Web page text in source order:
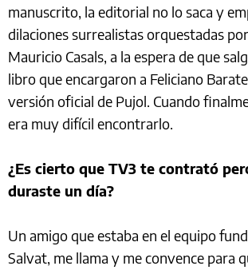
manuscrito, la editorial no lo saca y
dilaciones surrealistas orquestadas
Mauricio Casals, a la espera de que
libro que encargaron a Feliciano
versión oficial de Pujol. Cuando
era muy difícil encontrarlo.
¿Es cierto que TV3 te contrató
duraste un día?
Un amigo que estaba en el equipo
Salvat, me llama y me convence para